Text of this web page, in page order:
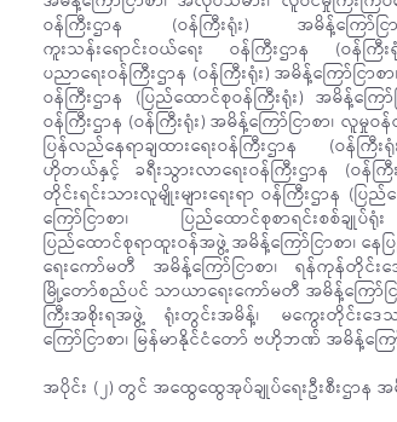
ဝန်ကြီးဌာန (ဝန်ကြီးရုံး) အမိန့်ကြော်ငြ
ကူးသန်းရောင်းဝယ်ရေး ဝန်ကြီးဌာန (ဝန်ကြီး
ပညာရေးဝန်ကြီးဌာန (ဝန်ကြီးရုံး) အမိန့်ကြော်ငြာ
ဝန်ကြီးဌာန (ပြည်ထောင်စုဝန်ကြီးရုံး) အမိန့်ကြေ
ဝန်ကြီးဌာန (ဝန်ကြီးရုံး) အမိန့်ကြော်ငြာစာ၊ လူ
ပြန်လည်နေရာချထားရေးဝန်ကြီးဌာန (ဝန်ကြီး
ဟိုတယ်နှင့် ခရီးသွားလာရေးဝန်ကြီးဌာန (ဝန်ကြီး
တိုင်းရင်းသားလူမျိုးများရေးရာ ဝန်ကြီးဌာန (ပြ
ကြော်ငြာစာ၊ ပြည်ထောင်စုစာရင်းစစ်ချုပ်
ပြည်ထောင်စုရာထူးဝန်အဖွဲ့ အမိန့်ကြော်ငြာစာ၊ န
ရေးကော်မတီ အမိန့်ကြော်ငြာစာ၊ ရန်ကုန်တိုင်း
မြို့တော်စည်ပင် သာယာရေးကော်မတီ အမိန့်ကြော်င
ကြီးအစိုးရအဖွဲ့ ရုံးတွင်းအမိန့်၊ မကွေးတိုင်းဒ
ကြော်ငြာစာ၊ မြန်မာနိုင်ငံတော် ဗဟိုဘဏ် အမိန့်ကြော်
အပိုင်း (၂) တွင် အထွေထွေအုပ်ချုပ်ရေးဦးစီးဌာန အမိ